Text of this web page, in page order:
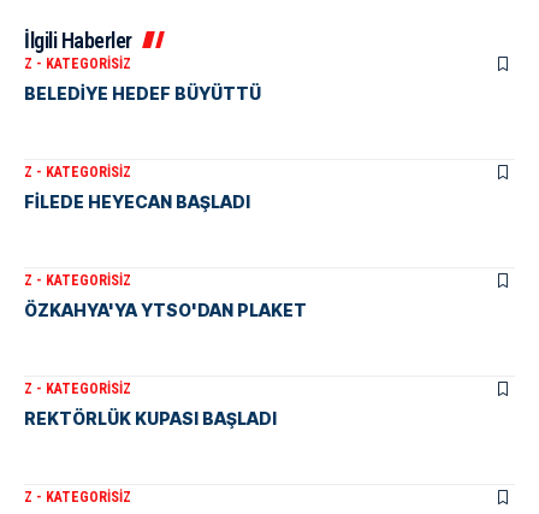
İlgili Haberler
Z - KATEGORISIZ
BELEDİYE HEDEF BÜYÜTTÜ
Z - KATEGORISIZ
FİLEDE HEYECAN BAŞLADI
Z - KATEGORISIZ
ÖZKAHYA'YA YTSO'DAN PLAKET
Z - KATEGORISIZ
REKTÖRLÜK KUPASI BAŞLADI
Z - KATEGORISIZ